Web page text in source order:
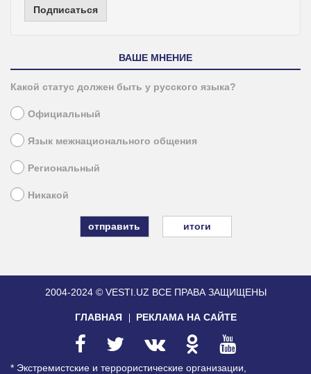
Подписаться
ВАШЕ МНЕНИЕ
Какой статус должен быть у русского языка?
Официальный
Язык межнационального общения
Региональный
Никакой
итоги
2004-2024 © VESTI.UZ ВСЕ ПРАВА ЗАЩИЩЕНЫ
ГЛАВНАЯ РЕКЛАМА НА САЙТЕ
* Экстремистские и террористические организации,